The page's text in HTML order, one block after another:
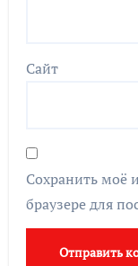
Сайт
Сохранить моё
браузере для